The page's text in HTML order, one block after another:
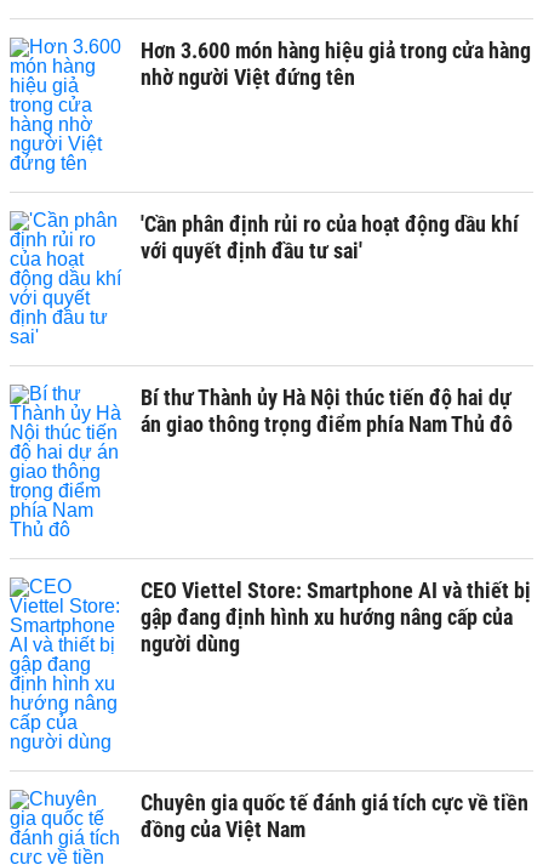
Hơn 3.600 món hàng hiệu giả trong cửa hàng
nhờ người Việt đứng tên
'Cần phân định rủi ro của hoạt động dầu khí
với quyết định đầu tư sai'
Bí thư Thành ủy Hà Nội thúc tiến độ hai dự
án giao thông trọng điểm phía Nam Thủ đô
CEO Viettel Store: Smartphone AI và thiết bị
gập đang định hình xu hướng nâng cấp của
người dùng
Chuyên gia quốc tế đánh giá tích cực về tiền
đồng của Việt Nam